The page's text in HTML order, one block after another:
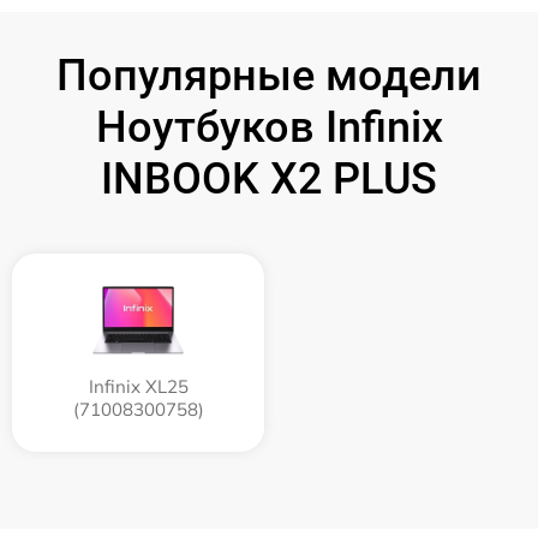
Популярные модели
Ноутбуков Infinix
INBOOK X2 PLUS
Infinix XL25
(71008300758)